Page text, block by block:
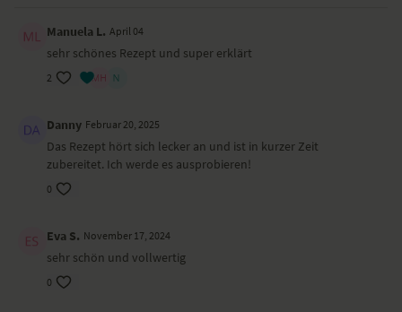
Sojamilch
Olivenöl
Fenchelsaat
Manuela L. April 04
sehr schönes Rezept und super erklärt
2
Danny Februar 20, 2025
Das Rezept hört sich lecker an und ist in kurzer Zeit
zubereitet. Ich werde es ausprobieren!
0
Eva S. November 17, 2024
sehr schön und vollwertig
0